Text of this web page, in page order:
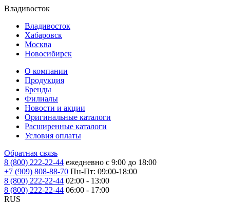
Владивосток
Владивосток
Хабаровск
Москва
Новосибирск
О компании
Продукция
Бренды
Филиалы
Новости и акции
Оригинальные каталоги
Расширенные каталоги
Условия оплаты
Обратная связь
8 (800) 222-22-44 ежедневно с 9:00 до 18:00
+7 (909) 808-88-70 Пн-Пт: 09:00-18:00
8 (800) 222-22-44 02:00 - 13:00
8 (800) 222-22-44 06:00 - 17:00
RUS